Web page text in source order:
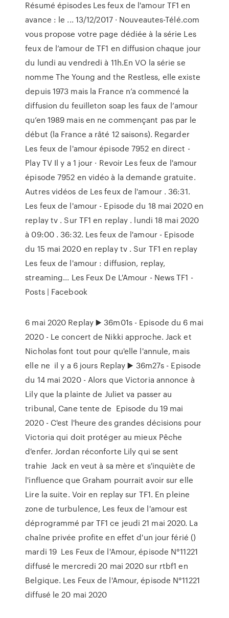
Résumé épisodes Les feux de l'amour TF1 en
avance : le ... 13/12/2017 · Nouveautes-Télé.com
vous propose votre page dédiée à la série Les
feux de l’amour de TF1 en diffusion chaque jour
du lundi au vendredi à 11h.En VO la série se
nomme The Young and the Restless, elle existe
depuis 1973 mais la France n’a commencé la
diffusion du feuilleton soap les faux de l’amour
qu’en 1989 mais en ne commençant pas par le
début (la France a râté 12 saisons). Regarder
Les feux de l'amour épisode 7952 en direct -
Play TV Il y a 1 jour · Revoir Les feux de l'amour
épisode 7952 en vidéo à la demande gratuite.
Autres vidéos de Les feux de l'amour . 36:31.
Les feux de l'amour - Episode du 18 mai 2020 en
replay tv . Sur TF1 en replay . lundi 18 mai 2020
à 09:00 . 36:32. Les feux de l'amour - Episode
du 15 mai 2020 en replay tv . Sur TF1 en replay
Les feux de l'amour : diffusion, replay,
streaming... Les Feux De L'Amour - News TF1 -
Posts | Facebook
6 mai 2020 Replay ▶️ 36m01s - Episode du 6 mai
2020 - Le concert de Nikki approche. Jack et
Nicholas font tout pour qu'elle l'annule, mais
elle ne il y a 6 jours Replay ▶️ 36m27s - Episode
du 14 mai 2020 - Alors que Victoria annonce à
Lily que la plainte de Juliet va passer au
tribunal, Cane tente de Episode du 19 mai
2020 - C'est l'heure des grandes décisions pour
Victoria qui doit protéger au mieux Pêche
d'enfer. Jordan réconforte Lily qui se sent
trahie Jack en veut à sa mère et s'inquiète de
l'influence que Graham pourrait avoir sur elle
Lire la suite. Voir en replay sur TF1. En pleine
zone de turbulence, Les feux de l'amour est
déprogrammé par TF1 ce jeudi 21 mai 2020. La
chaîne privée profite en effet d'un jour férié ()
mardi 19 Les Feux de l'Amour, épisode N°11221
diffusé le mercredi 20 mai 2020 sur rtbf1 en
Belgique. Les Feux de l'Amour, épisode N°11221
diffusé le 20 mai 2020